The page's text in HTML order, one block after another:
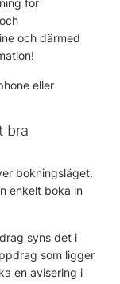
och därmed
eller
bra
bokningsläget.
enkelt boka in
syns det i
som ligger
en avisering i